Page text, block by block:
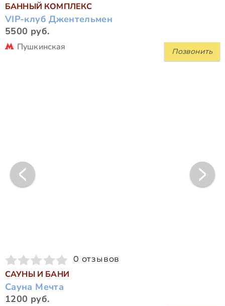
БАННЫЙ КОМПЛЕКС
VIP-клуб Джентельмен
5500 руб.
Позвонить
Пушкинская
0 отзывов
САУНЫ И БАНИ
Сауна Мечта
1200 руб.